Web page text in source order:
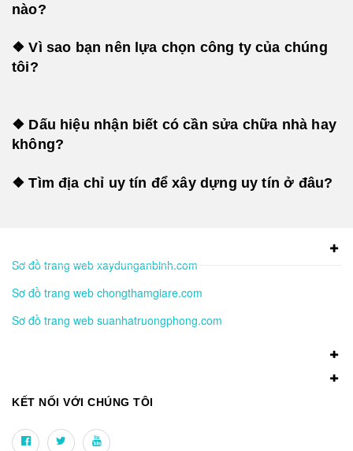
nào?
❖ Vì sao bạn nên lựa chọn công ty của chúng
tôi?
❖ Dấu hiệu nhận biết có cần sửa chữa nhà hay
không?
❖ Tìm địa chỉ uy tín để xây dựng uy tín ở đâu?
Sơ đồ trang web xaydunganbinh.com
Sơ đồ trang web chongthamgiare.com
Sơ đồ trang web suanhatruongphong.com
KẾT NỐI VỚI CHÚNG TÔI